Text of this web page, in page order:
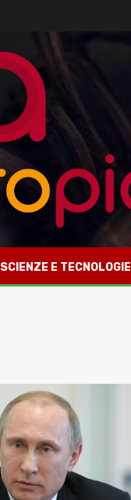
SCIENZE E TECNOLOGIE